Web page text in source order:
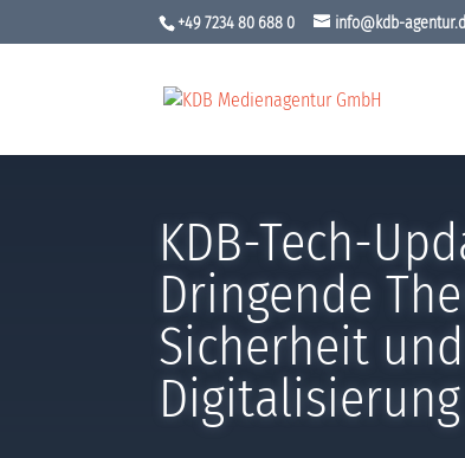
+49 7234 80 688 0 info@kdb-
KDB-Tech-
Dringende
Sicherheit und
Digitalisierung